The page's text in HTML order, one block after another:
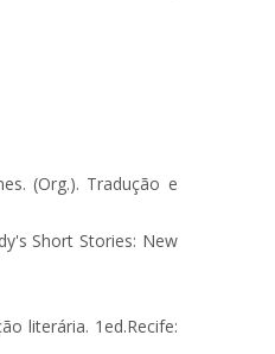
(Org.). Tradução e
Short Stories: New
literária. 1ed.Recife: